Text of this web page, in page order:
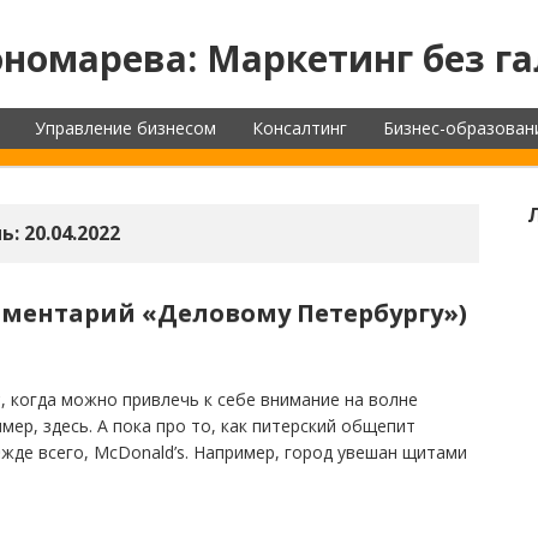
Маркетинг без
Управление бизнесом Консалтинг Бизнес-
20.04.2022
«Деловому Петербургу»)
можно привлечь к себе внимание на волне
здесь. А пока про то, как питерский общепит
всего, McDonald’s. Например, город увешан щитами